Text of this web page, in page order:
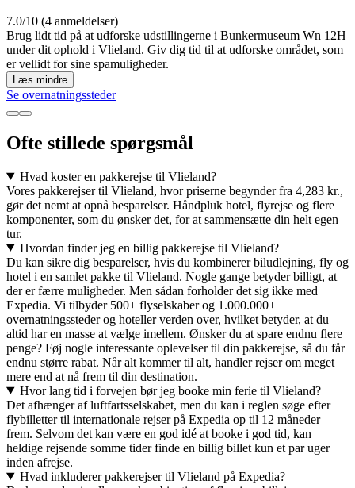
7.0/10 (4 anmeldelser)
Brug lidt tid på at udforske udstillingerne i Bunkermuseum Wn 12H
under dit ophold i Vlieland. Giv dig tid til at udforske området, som
er vellidt for sine spamuligheder.
Læs mindre
Se overnatningssteder
Ofte stillede spørgsmål
Hvad koster en pakkerejse til Vlieland?
Vores pakkerejser til Vlieland, hvor priserne begynder fra 4,283 kr.,
gør det nemt at opnå besparelser. Håndpluk hotel, flyrejse og flere
komponenter, som du ønsker det, for at sammensætte din helt egen
tur.
Hvordan finder jeg en billig pakkerejse til Vlieland?
Du kan sikre dig besparelser, hvis du kombinerer biludlejning, fly og
hotel i en samlet pakke til Vlieland. Nogle gange betyder billigt, at
der er færre muligheder. Men sådan forholder det sig ikke med
Expedia. Vi tilbyder 500+ flyselskaber og 1.000.000+
overnatningssteder og hoteller verden over, hvilket betyder, at du
altid har en masse at vælge imellem. Ønsker du at spare endnu flere
penge? Føj nogle interessante oplevelser til din pakkerejse, så du får
endnu større rabat. Når alt kommer til alt, handler rejser om meget
mere end at nå frem til din destination.
Hvor lang tid i forvejen bør jeg booke min ferie til Vlieland?
Det afhænger af luftfartsselskabet, men du kan i reglen søge efter
flybilletter til internationale rejser på Expedia op til 12 måneder
frem. Selvom det kan være en god idé at booke i god tid, kan
heldige rejsende somme tider finde en billig billet kun et par uger
inden afrejse.
Hvad inkluderer pakkerejser til Vlieland på Expedia?